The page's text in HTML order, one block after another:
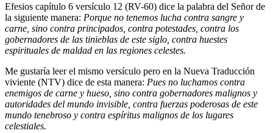
Efesios capítulo 6 versículo 12 (RV-60) dice la palabra del Señor de
la siguiente manera: Porque no tenemos lucha contra sangre y
carne, sino contra principados, contra potestades, contra los
gobernadores de las tinieblas de este siglo, contra huestes
espirituales de maldad en las regiones celestes.
Me gustaría leer el mismo versículo pero en la Nueva Traducción
viviente (NTV) dice de esta manera: Pues no luchamos contra
enemigos de carne y hueso, sino contra gobernadores malignos y
autoridades del mundo invisible, contra fuerzas poderosas de este
mundo tenebroso y contra espíritus malignos de los lugares
celestiales.